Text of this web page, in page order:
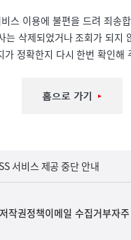
스 이용에 불편을 드려 죄송
는 삭제되었거나 조회가 되지
가 정확한지 다시 한번 확인해
서비스 제공 중단 안내
저작권정책이메일 수집거부자